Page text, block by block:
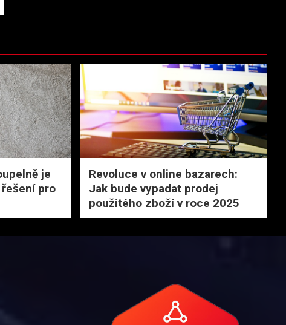
je
pro
Revoluce v online bazarech:
Jak bude vypadat prodej
použitého zboží v roce 2025